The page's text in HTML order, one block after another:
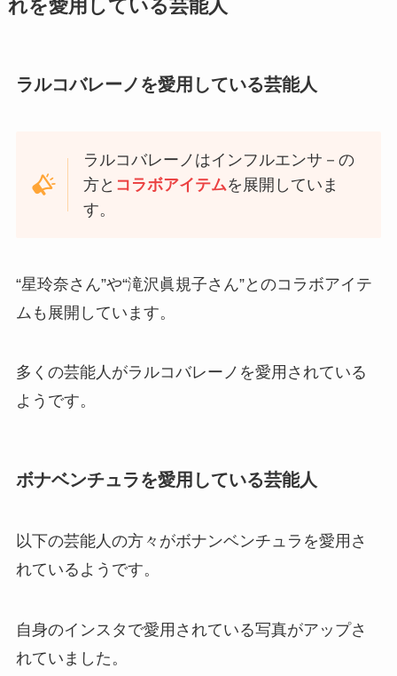
り・マリネなど
のむシリカの販売店は？ドラッグ
ラルコバレーノの年齢層は？財布
写ルンですはコンビニにない？売
れを愛用している芸能人
ラルコバレーノを愛用している芸能人
ラルコバレーノはインフルエンサ－の
方と コラボアイテムを展開していま
す。
“星玲奈さん”や“滝沢眞規子さん”とのコラボアイテ
ムも展開しています。
多くの芸能人がラルコバレーノを愛用されている
ようです。
ボナベンチュラを愛用している芸能人
以下の芸能人の方々がボナンベンチュラを愛用さ
れているようです。
自身のインスタで愛用されている写真がアップさ
れていました。